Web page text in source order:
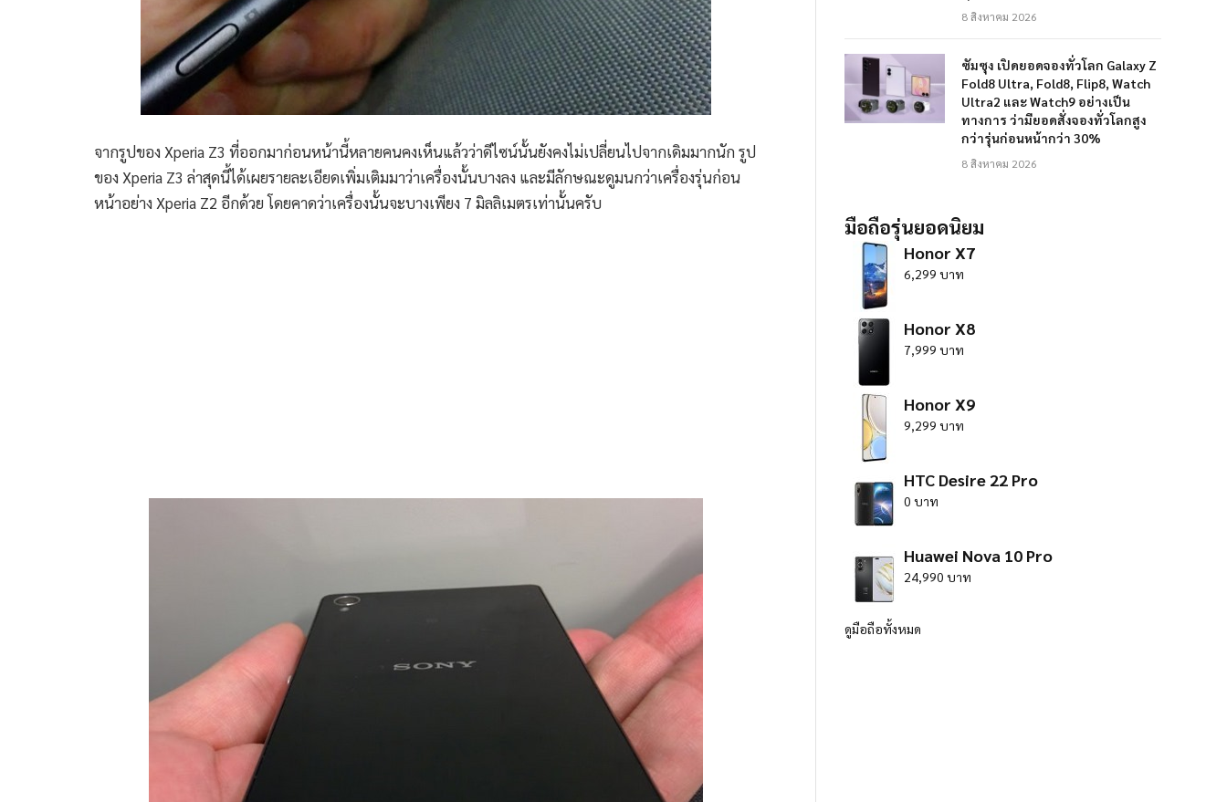
จากรูปของ Xperia Z3 ที่ออกมาก่อนหน้านี้หลายคนคงเห็นแล้วว่าดีไซน์นั้นยังคงไม่เปลี่ยนไปจากเดิมมากนัก รูป
ของ Xperia Z3 ล่าสุดนี้ได้เผยรายละเอียดเพิ่มเติมมาว่าเครื่องนั้นบางลง และมีลักษณะดูมนกว่าเครื่องรุ่นก่อน
หน้าอย่าง Xperia Z2 อีกด้วย โดยคาดว่าเครื่องนั้นจะบางเพียง 7 มิลลิเมตรเท่านั้นครับ
8 สิงหาคม 2026
ซัมซุง เปิดยอดจองทั่วโลก Galaxy Z
Fold8 Ultra, Fold8, Flip8, Watch
Ultra2 และ Watch9 อย่างเป็น
ทางการ ว่ามียอดสั่งจองทั่วโลกสูง
กว่ารุ่นก่อนหน้ากว่า 30%
8 สิงหาคม 2026
มือถือรุ่นยอดนิยม
Honor X7
6,299 บาท
Honor X8
7,999 บาท
Honor X9
9,299 บาท
HTC Desire 22 Pro
0 บาท
Huawei Nova 10 Pro
24,990 บาท
ดูมือถือทั้งหมด